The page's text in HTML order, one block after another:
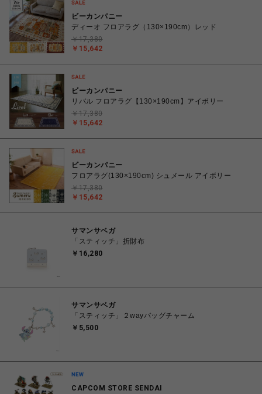
ビーカンパニー
ディーオ フロアラグ（130×190cm）レッド
￥15,642
￥17,380
ビーカンパニー
リバル フロアラグ【130×190cm】アイボリー
￥15,642
￥17,380
ビーカンパニー
フロアラグ(130×190cm) シュメール アイボリー
￥15,642
￥17,380
サマンサベガ
「スティッチ」折財布
￥16,280
サマンサベガ
「スティッチ」２wayバッグチャーム
￥5,500
CAPCOM STORE SENDAI